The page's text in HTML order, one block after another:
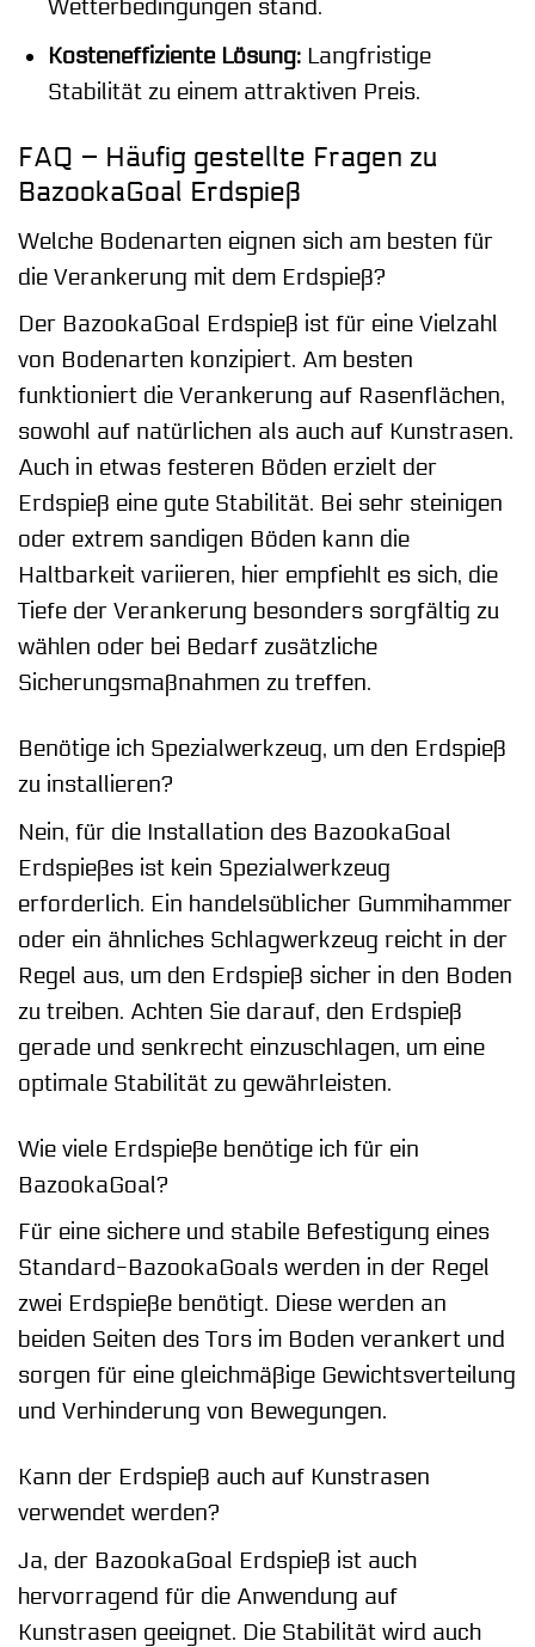
Wetterbedingungen stand.
Kosteneffiziente Lösung:Langfristige
Stabilität zu einem attraktiven Preis.
FAQ – Häufig gestellte Fragen zu
BazookaGoal Erdspieß
Welche Bodenarten eignen sich am besten für
die Verankerung mit dem Erdspieß?
Der BazookaGoal Erdspieß ist für eine Vielzahl
von Bodenarten konzipiert. Am besten
funktioniert die Verankerung auf Rasenflächen,
sowohl auf natürlichen als auch auf Kunstrasen.
Auch in etwas festeren Böden erzielt der
Erdspieß eine gute Stabilität. Bei sehr steinigen
oder extrem sandigen Böden kann die
Haltbarkeit variieren, hier empfiehlt es sich, die
Tiefe der Verankerung besonders sorgfältig zu
wählen oder bei Bedarf zusätzliche
Sicherungsmaßnahmen zu treffen.
Benötige ich Spezialwerkzeug, um den Erdspieß
zu installieren?
Nein, für die Installation des BazookaGoal
Erdspießes ist kein Spezialwerkzeug
erforderlich. Ein handelsüblicher Gummihammer
oder ein ähnliches Schlagwerkzeug reicht in der
Regel aus, um den Erdspieß sicher in den Boden
zu treiben. Achten Sie darauf, den Erdspieß
gerade und senkrecht einzuschlagen, um eine
optimale Stabilität zu gewährleisten.
Wie viele Erdspieße benötige ich für ein
BazookaGoal?
Für eine sichere und stabile Befestigung eines
Standard-BazookaGoals werden in der Regel
zwei Erdspieße benötigt. Diese werden an
beiden Seiten des Tors im Boden verankert und
sorgen für eine gleichmäßige Gewichtsverteilung
und Verhinderung von Bewegungen.
Kann der Erdspieß auch auf Kunstrasen
verwendet werden?
Ja, der BazookaGoal Erdspieß ist auch
hervorragend für die Anwendung auf
Kunstrasen geeignet. Die Stabilität wird auch